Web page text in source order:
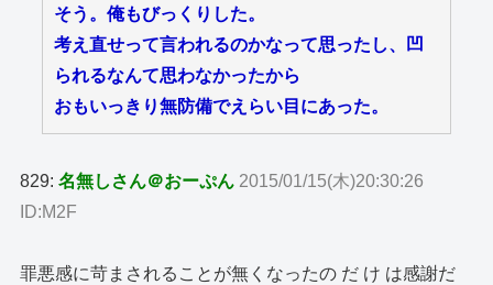
そう。俺もびっくりした。
考え直せって言われるのかなって思ったし、凹
られるなんて思わなかったから
おもいっきり無防備でえらい目にあった。
829:名無しさん＠おーぷん 2015/01/15(木)20:30:26
ID:M2F
罪悪感に苛まされることが無くなったの だ け は感謝だ